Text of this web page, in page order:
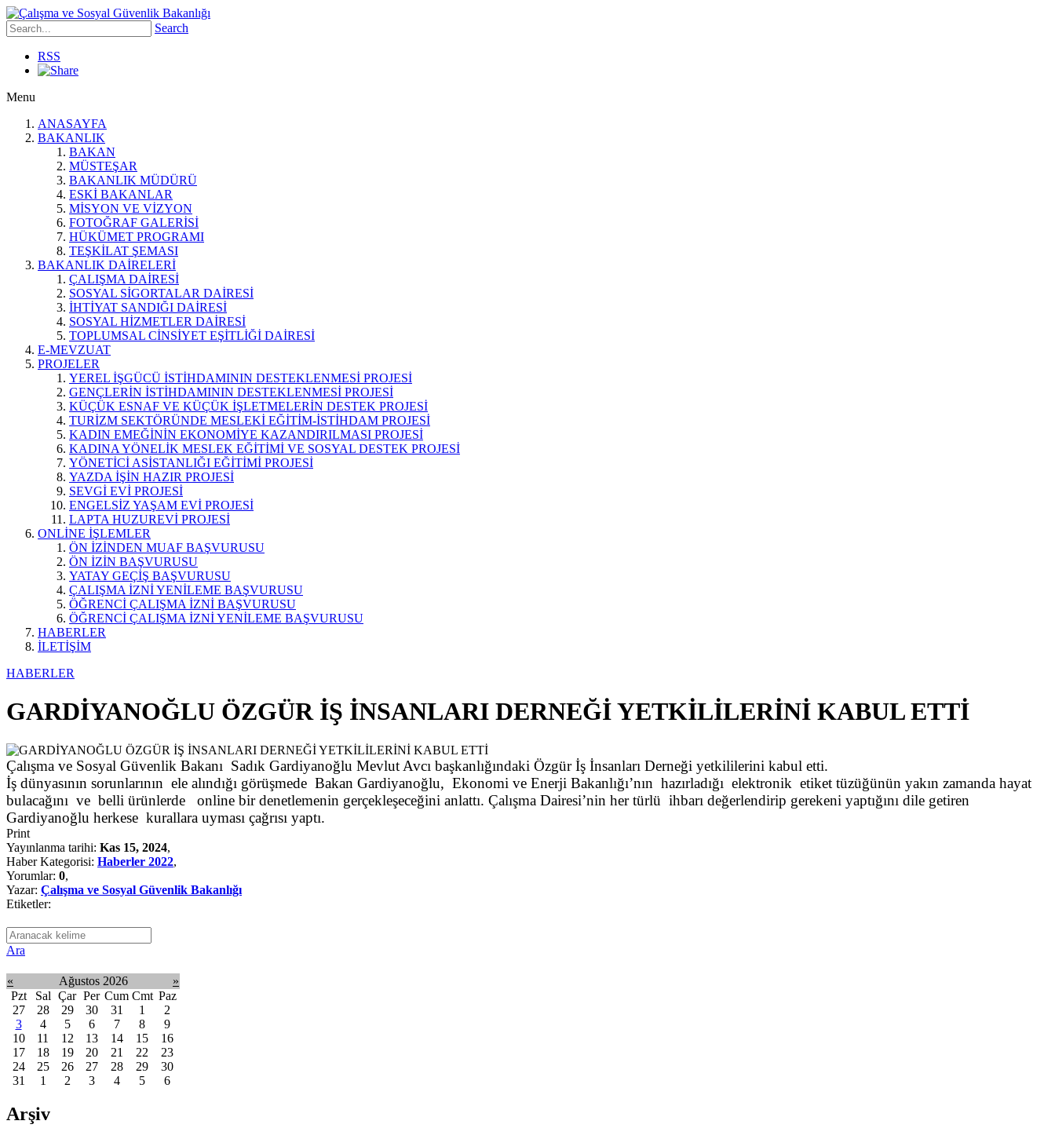
Search
RSS
Menu
ANASAYFA
BAKANLIK
BAKAN
MÜSTEŞAR
BAKANLIK MÜDÜRÜ
ESKİ BAKANLAR
MİSYON VE VİZYON
FOTOĞRAF GALERİSİ
HÜKÜMET PROGRAMI
TEŞKİLAT ŞEMASI
BAKANLIK DAİRELERİ
ÇALIŞMA DAİRESİ
SOSYAL SİGORTALAR DAİRESİ
İHTİYAT SANDIĞI DAİRESİ
SOSYAL HİZMETLER DAİRESİ
TOPLUMSAL CİNSİYET EŞİTLİĞİ DAİRESİ
E-MEVZUAT
PROJELER
YEREL İŞGÜCÜ İSTİHDAMININ DESTEKLENMESİ PROJESİ
GENÇLERİN İSTİHDAMININ DESTEKLENMESİ PROJESİ
KÜÇÜK ESNAF VE KÜÇÜK İŞLETMELERİN DESTEK PROJESİ
TURİZM SEKTÖRÜNDE MESLEKİ EĞİTİM-İSTİHDAM PROJESİ
KADIN EMEĞİNİN EKONOMİYE KAZANDIRILMASI PROJESİ
KADINA YÖNELİK MESLEK EĞİTİMİ VE SOSYAL DESTEK PROJESİ
YÖNETİCİ ASİSTANLIĞI EĞİTİMİ PROJESİ
YAZDA İŞİN HAZIR PROJESİ
SEVGİ EVİ PROJESİ
ENGELSİZ YAŞAM EVİ PROJESİ
LAPTA HUZUREVİ PROJESİ
ONLİNE İŞLEMLER
ÖN İZİNDEN MUAF BAŞVURUSU
ÖN İZİN BAŞVURUSU
YATAY GEÇİŞ BAŞVURUSU
ÇALIŞMA İZNİ YENİLEME BAŞVURUSU
ÖĞRENCİ ÇALIŞMA İZNİ BAŞVURUSU
ÖĞRENCİ ÇALIŞMA İZNİ YENİLEME BAŞVURUSU
HABERLER
İLETİŞİM
HABERLER
GARDİYANOĞLU ÖZGÜR İŞ İNSANLARI DERNEĞİ YETKİLİLERİNİ KABUL ETTİ
Çalışma ve Sosyal Güvenlik Bakanı Sadık Gardiyanoğlu Mevlut Avcı başkanlığındaki Özgür İş İnsanları Derneği yetkililerini kabul etti.
İş dünyasının sorunlarının ele alındığı görüşmede Bakan Gardiyanoğlu, Ekonomi ve Enerji Bakanlığı’nın hazırladığı elektronik etiket tüzüğünün yakın zamanda hayat
bulacağını ve belli ürünlerde online bir denetlemenin gerçekleşeceğini anlattı. Çalışma Dairesi’nin her türlü ihbarı değerlendirip gerekeni yaptığını dile getiren
Gardiyanoğlu herkese kurallara uyması çağrısı yaptı.
Print
Yayınlanma tarihi: Kas 15, 2024,
Haber Kategorisi: Haberler 2022,
Yorumlar: 0,
Yazar: Çalışma ve Sosyal Güvenlik Bakanlığı
Etiketler:
Ara
« Ağustos 2026
»
Pzt
Sal Çar Per Cum Cmt Paz
27
28 29 30 31 1
2
3
4 5 6 7 8
9
10
11 12 13 14 15
16
17
18 19 20 21 22
23
24
25 26 27 28 29
30
31
1 2 3 4 5 6
Arşiv